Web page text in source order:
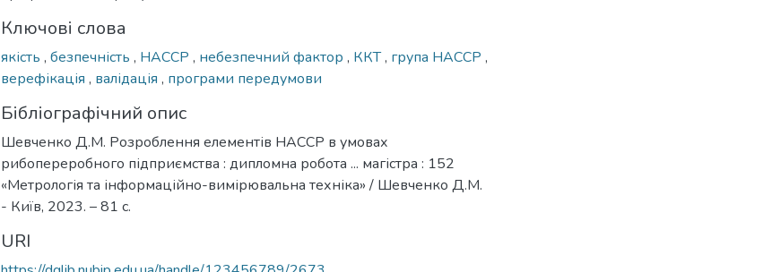
Ключові слова
якість , безпечність , НАССР , небезпечний фактор , ККТ, група НАССР ,
верефікація , валідація , програми передумови
Бібліографічний опис
Шевченко Д.М. Розроблення елементів HACCP в умовах
рибопереробного підприємства : дипломна робота ... магістра : 152
«Метрологія та інформаційно-вимірювальна техніка» / Шевченко Д.М.
- Київ, 2023. – 81 с.
URI